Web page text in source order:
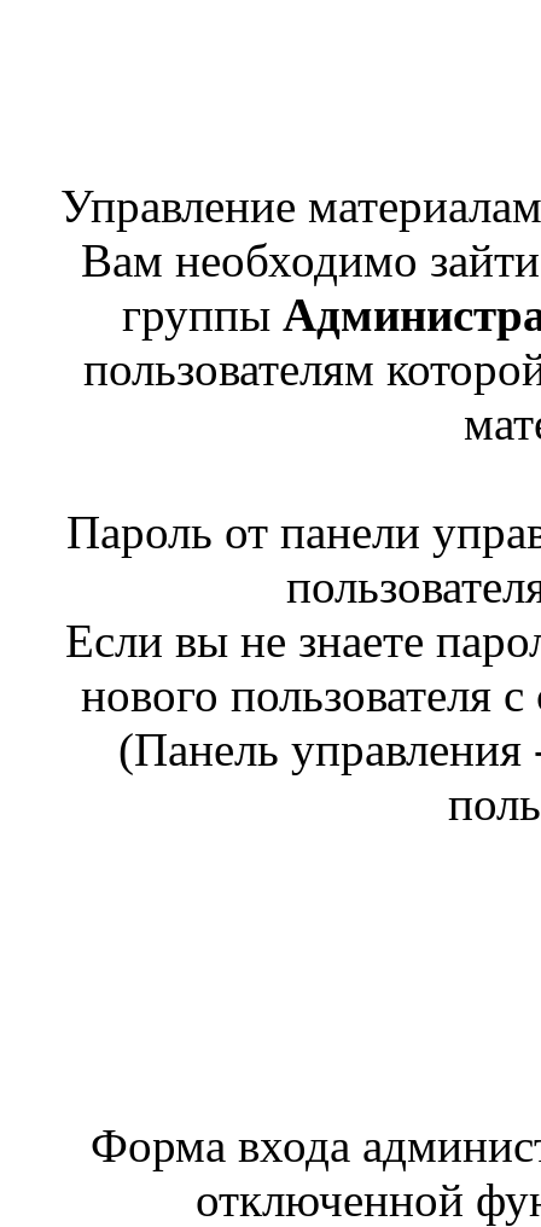
Управление
Вам необходимо зайти
группы
пользователям
Пароль от панели
Если вы не знаете
нового пользователя
(Панель управления
Форма входа
отключенной